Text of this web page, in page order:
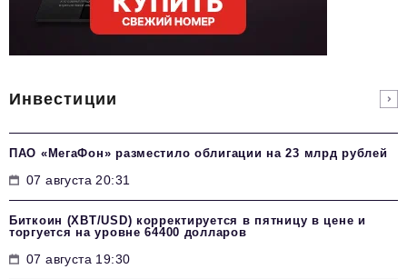
Инвестиции
ПАО «МегаФон» разместило облигации на 23 млрд рублей
07 августа 20:31
Биткоин (XBT/USD) корректируется в пятницу в цене и
торгуется на уровне 64400 долларов
07 августа 19:30